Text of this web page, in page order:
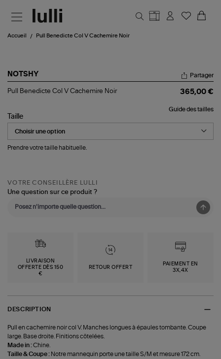
Accueil Pull Benedicte Col V Cachemire Noir
NOTSHY
Pull
V
Cachemire
Noir
Partager
Pull Benedicte Col V Cachemire Noir 365,00 €
Guide des tailles
Taille
Prendre votre taille habituelle.
VOTRE CONSEILLÈRE LULLI
Une question sur ce produit ?
LIVRAISON
OFFERTE DÈS 150
€
RETOUR OFFERT
PAIEMENT EN
3X,4X
DESCRIPTION
Pull en cachemire noir col V. Manches longues à épaules tombante. Coupe
large. Base droite. Finitions côtelées.
Made in :Chine.
Taille & Coupe : Notre mannequin porte une taille S/M et mesure 172 cm.